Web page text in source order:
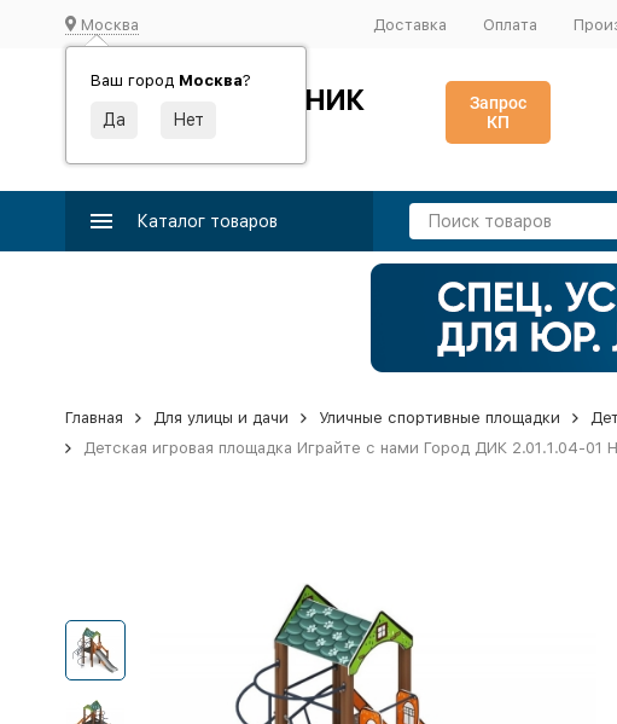
Москва
Ваш город Москва?
Доставка Оплата
ИДЕАЛЬНЫЙ ТУРНИК
Производство и поставка спортивного оборудования
Запрос
КП
Каталог товаров
Главная Для улицы и дачи Уличные спортивные площадки
Детская игровая площадка Играйте с нами Город ДИК 2.01.1.04-01